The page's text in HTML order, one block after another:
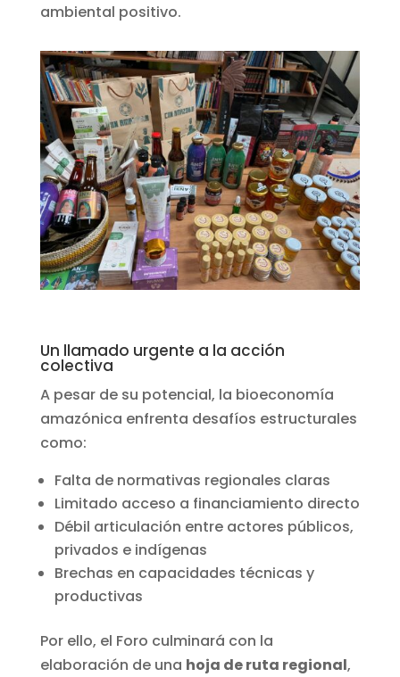
ambiental positivo.
Un llamado urgente a la acción
colectiva
A pesar de su potencial, la bioeconomía
amazónica enfrenta desafíos estructurales
como:
Falta de normativas regionales claras
Limitado acceso a financiamiento directo
Débil articulación entre actores públicos,
privados e indígenas
Brechas en capacidades técnicas y
productivas
Por ello, el Foro culminará con la
elaboración de una hoja de ruta regional,